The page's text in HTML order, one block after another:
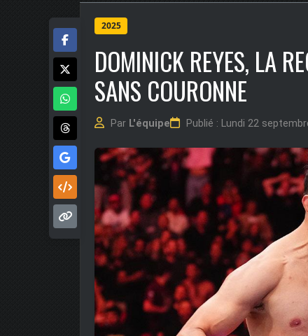
2025
DOMINICK REYES, LA
SANS COURONNE
Par L'équipe Publié : Lundi 22